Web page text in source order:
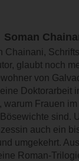
Soman
Chainani,
glaubt noch
von
Doktorarbeit
warum Frauen
sind.
auch ein
umgekehrt.
Roman-